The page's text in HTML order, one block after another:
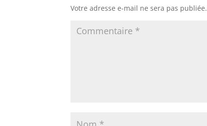
Votre adresse e-mail ne sera pas publiée.